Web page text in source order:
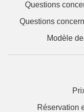
Questions
Questions
Modèle
Réservation